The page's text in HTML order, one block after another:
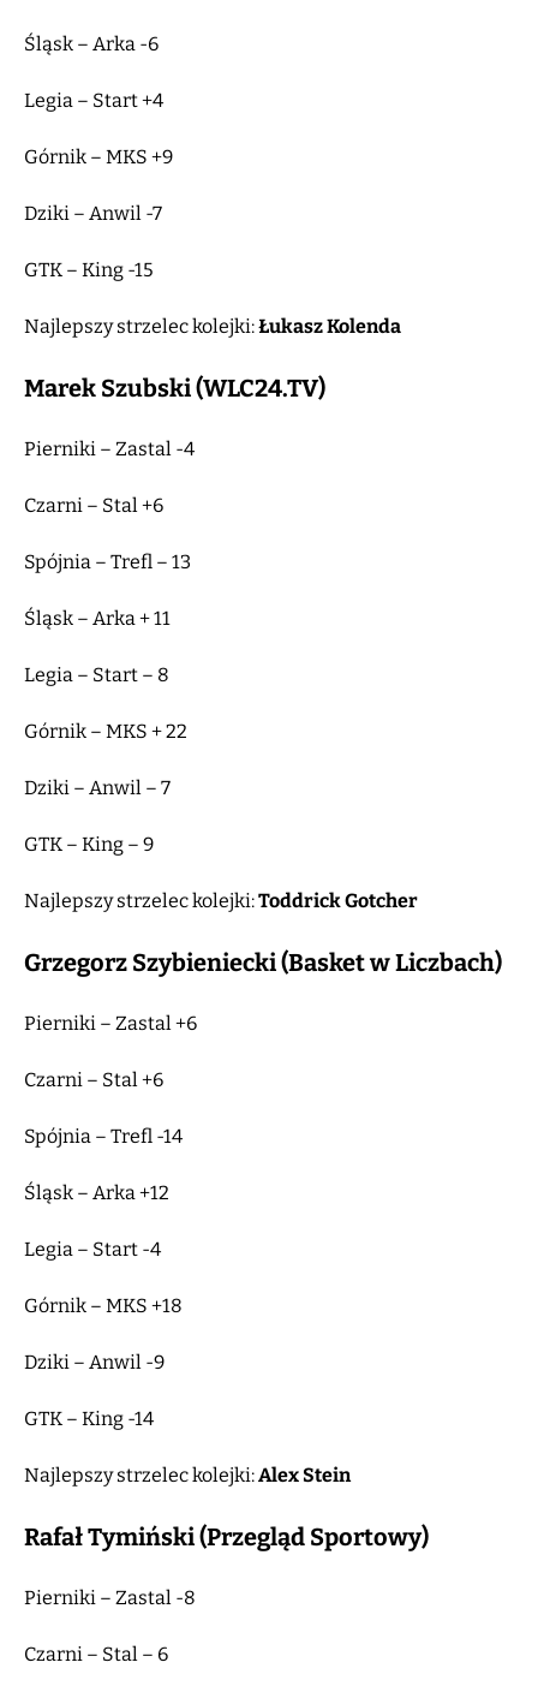
Śląsk – Arka -6
Legia – Start +4
Górnik – MKS +9
Dziki – Anwil -7
GTK – King -15
Najlepszy strzelec kolejki:Łukasz Kolenda
Marek Szubski (WLC24.TV)
Pierniki – Zastal -4
Czarni – Stal +6
Spójnia – Trefl – 13
Śląsk – Arka + 11
Legia – Start – 8
Górnik – MKS + 22
Dziki – Anwil – 7
GTK – King – 9
Najlepszy strzelec kolejki:Toddrick Gotcher
Grzegorz Szybieniecki (Basket w Liczbach)
Pierniki – Zastal +6
Czarni – Stal +6
Spójnia – Trefl -14
Śląsk – Arka +12
Legia – Start -4
Górnik – MKS +18
Dziki – Anwil -9
GTK – King -14
Najlepszy strzelec kolejki:Alex Stein
Rafał Tymiński (Przegląd Sportowy)
Pierniki – Zastal -8
Czarni – Stal – 6